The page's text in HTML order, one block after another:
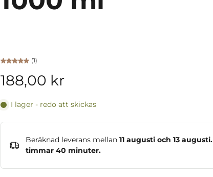
(1)
188,00 kr
I lager - redo att skickas
Beräknad leverans mellan 11 augusti och 13 augusti.
timmar 40 minuter.